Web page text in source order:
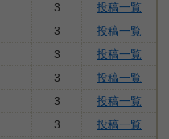
3
投稿一覧
3
投稿一覧
3
投稿一覧
3
投稿一覧
3
投稿一覧
3
投稿一覧